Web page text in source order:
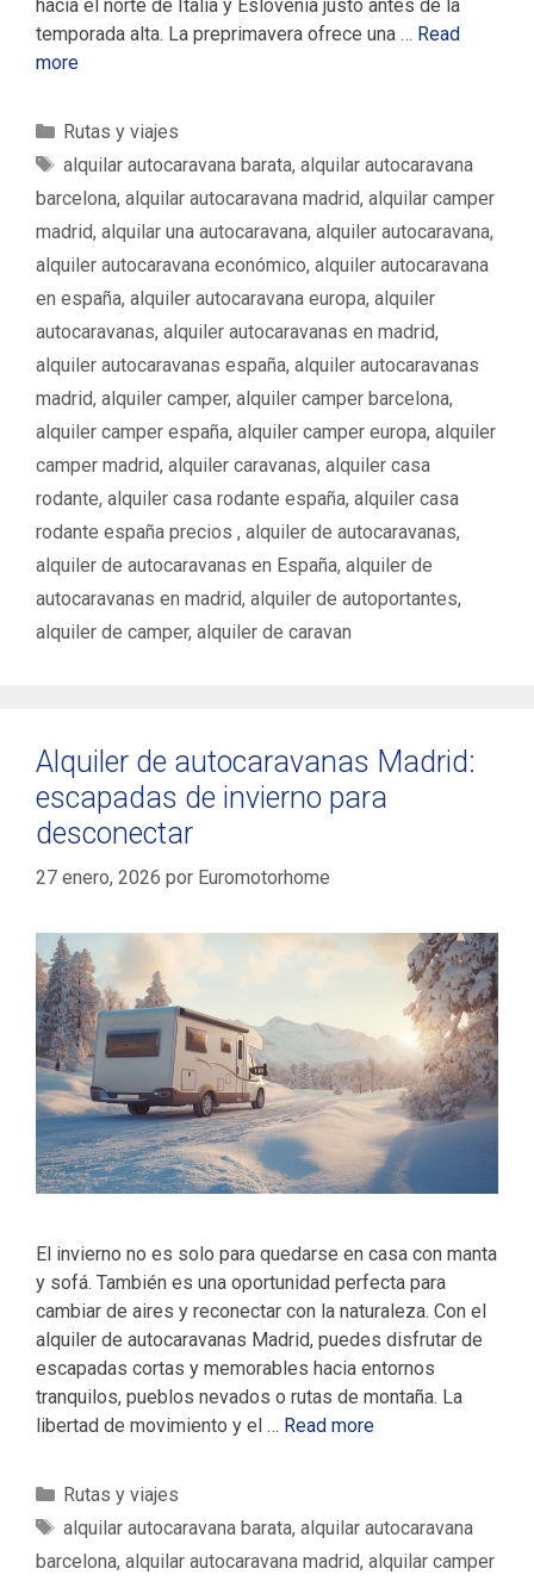
hacia el norte de Italia y Eslovenia justo antes de la
temporada alta. La preprimavera ofrece una … Read
more
C
a
g
o
r
í
a
s
Rutas y viajes
E
t
u
e
t
a
s
alquilar autocaravana barata, alquilar autocaravana
barcelona, alquilar autocaravana madrid, alquilar camper
madrid, alquilar una autocaravana, alquiler autocaravana,
alquiler autocaravana económico, alquiler autocaravana
en españa, alquiler autocaravana europa, alquiler
autocaravanas, alquiler autocaravanas en madrid,
alquiler autocaravanas españa, alquiler autocaravanas
madrid, alquiler camper, alquiler camper barcelona,
alquiler camper españa, alquiler camper europa, alquiler
camper madrid, alquiler caravanas, alquiler casa
rodante, alquiler casa rodante españa, alquiler casa
rodante españa precios ‌‌ , alquiler de autocaravanas,
alquiler de autocaravanas en España, alquiler de
autocaravanas en madrid, alquiler de autoportantes,
alquiler de camper, alquiler de caravan
Alquiler de autocaravanas Madrid:
escapadas de invierno para
desconectar
27 enero, 2026 por Euromotorhome
El invierno no es solo para quedarse en casa con manta
y sofá. También es una oportunidad perfecta para
cambiar de aires y reconectar con la naturaleza. Con el
alquiler de autocaravanas Madrid, puedes disfrutar de
escapadas cortas y memorables hacia entornos
tranquilos, pueblos nevados o rutas de montaña. La
libertad de movimiento y el … Read more
C
a
Rutas y viajes
E
t
alquilar autocaravana barata, alquilar autocaravana
barcelona, alquilar autocaravana madrid, alquilar camper